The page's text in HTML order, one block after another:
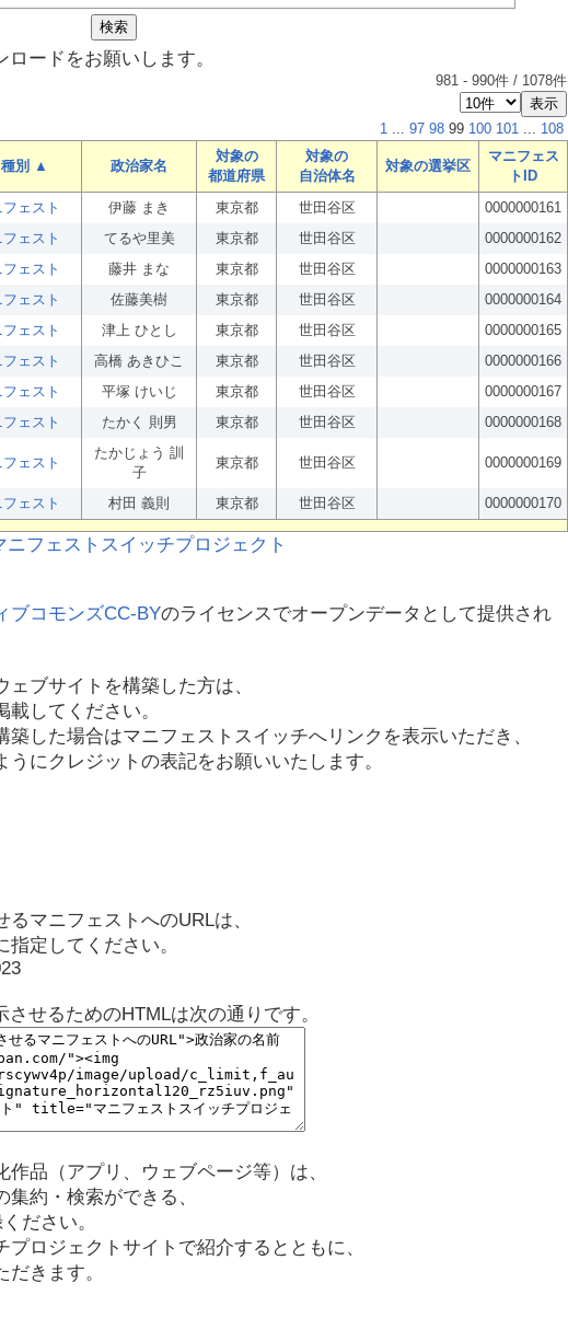
ードをお願いします。
981 - 990件 / 1078件
1 ... 97 98 99 100 101 ... 108
種別 ▲ 政治家名
対象の
都道府県
対象の
自治体名
対象の選挙区
マニフェス
トID
ェスト 伊藤 まき 東京都 世田谷区
0000000161
ェスト てるや里美 東京都 世田谷区
0000000162
ェスト 藤井 まな 東京都 世田谷区
0000000163
ェスト 佐藤美樹 東京都 世田谷区
0000000164
ェスト 津上 ひとし 東京都 世田谷区
0000000165
ェスト 高橋 あきひこ 東京都 世田谷区
0000000166
ェスト 平塚 けいじ 東京都 世田谷区
0000000167
ェスト たかく 則男 東京都 世田谷区 0000000168
ェスト
たかじょう 訓
子
東京都 世田谷区 0000000169
ェスト 村田 義則 東京都 世田谷区 0000000170
ブコモンズCC-BYのライセンスでオープンデータとして提供され
ブサイトを構築した方は、
してください。
した場合はマニフェストスイッチへリンクを表示いただき、
にクレジットの表記をお願いいたします。
マニフェストへのURLは、
定してください。
せるためのHTMLは次の通りです。
品（アプリ、ウェブページ等）は、
約・検索ができる、
ださい。
ロジェクトサイトで紹介するとともに、
きます。